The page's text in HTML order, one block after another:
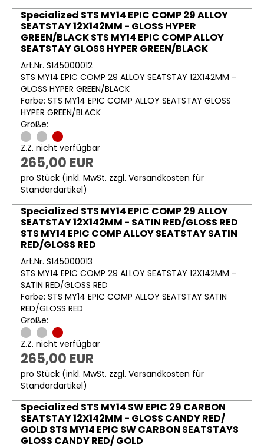
Specialized STS MY14 EPIC COMP 29 ALLOY
SEATSTAY 12X142MM - GLOSS HYPER
GREEN/BLACK STS MY14 EPIC COMP ALLOY
SEATSTAY GLOSS HYPER GREEN/BLACK
Art.Nr. S145000012
STS MY14 EPIC COMP 29 ALLOY SEATSTAY 12X142MM -
GLOSS HYPER GREEN/BLACK
Farbe: STS MY14 EPIC COMP ALLOY SEATSTAY GLOSS
HYPER GREEN/BLACK
Größe:
Z.Z. nicht verfügbar
265,00 EUR
pro Stück (inkl. MwSt. zzgl. Versandkosten für
Standardartikel)
Specialized STS MY14 EPIC COMP 29 ALLOY
SEATSTAY 12X142MM - SATIN RED/GLOSS RED
STS MY14 EPIC COMP ALLOY SEATSTAY SATIN
RED/GLOSS RED
Art.Nr. S145000013
STS MY14 EPIC COMP 29 ALLOY SEATSTAY 12X142MM -
SATIN RED/GLOSS RED
Farbe: STS MY14 EPIC COMP ALLOY SEATSTAY SATIN
RED/GLOSS RED
Größe:
Z.Z. nicht verfügbar
265,00 EUR
pro Stück (inkl. MwSt. zzgl. Versandkosten für
Standardartikel)
Specialized STS MY14 SW EPIC 29 CARBON
SEATSTAY 12X142MM - GLOSS CANDY RED/
GOLD STS MY14 EPIC SW CARBON SEATSTAYS
GLOSS CANDY RED/ GOLD